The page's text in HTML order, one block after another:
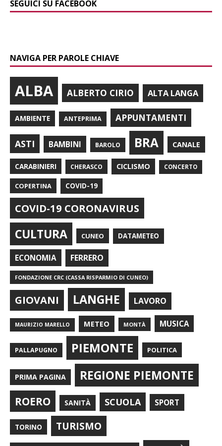
SEGUICI SU FACEBOOK
NAVIGA PER PAROLE CHIAVE
ALBA ALBERTO CIRIO ALTA LANGA
AMBIENTE ANTEPRIMA APPUNTAMENTI
ASTI BAMBINI BAROLO BRA CANALE
CARABINIERI CHERASCO CICLISMO CONCERTO
COPERTINA COVID-19
COVID-19 CORONAVIRUS
CULTURA CUNEO DATAMETEO
ECONOMIA FERRERO
FONDAZIONE CRC (CASSA RISPARMIO DI CUNEO)
GIOVANI LANGHE LAVORO
MAURIZIO MARELLO METEO MONTÀ MUSICA
PALLAPUGNO PIEMONTE POLITICA
PRIMA PAGINA REGIONE PIEMONTE
ROERO SANITÀ SCUOLA SPORT
TORINO TURISMO